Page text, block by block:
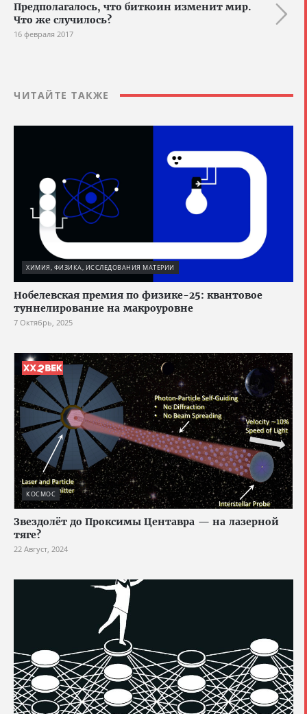
Предполагалось, что биткоин изменит мир.
Что же случилось?
16 февраля 2017
ЧИТАЙТЕ ТАКЖЕ
ХИМИЯ, ФИЗИКА, ИССЛЕДОВАНИЯ МАТЕРИИ
Нобелевская премия по физике-25: квантовое
туннелирование на макроуровне
7 Октябрь, 2025
КОСМОС
Звездолёт до Проксимы Центавра — на лазерной
тяге?
22 Август, 2024